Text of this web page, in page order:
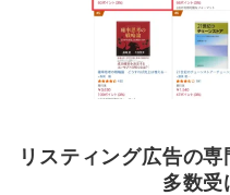
リスティング広告の
多数受